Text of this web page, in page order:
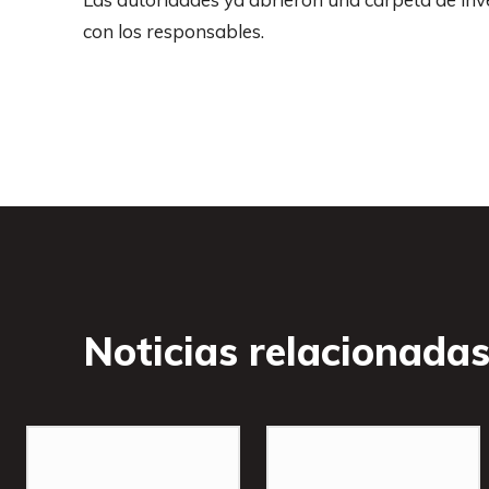
con los responsables.
Noticias relacionadas